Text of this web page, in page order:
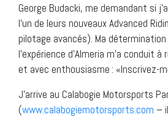
George Budacki, me demandant si
l’un de leurs nouveaux Advanced
pilotage avancés). Ma
l’expérience d’Almeria m’a conduit
et avec enthousiasme : «Inscrivez-
J’arrive au Calabogie Motorsports
(www.calabogiemotorsports.com –